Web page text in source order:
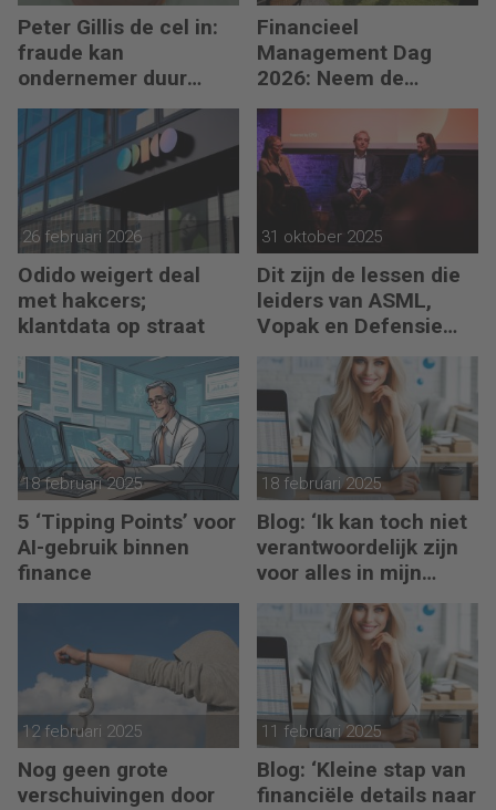
Peter Gillis de cel in:
fraude kan
ondernemer duur
komen te staan
Financieel
Management Dag
2026: Neem de
toekomst in eigen
hand
26 februari 2026
Odido weigert deal
met hakcers;
klantdata op straat
31 oktober 2025
Dit zijn de lessen die
leiders van ASML,
Vopak en Defensie
toepassen in
turbulente tijden
18 februari 2025
5 ‘Tipping Points’ voor
AI-gebruik binnen
finance
18 februari 2025
Blog: ‘Ik kan toch niet
verantwoordelijk zijn
voor alles in mijn
waardeketen?’
12 februari 2025
Nog geen grote
verschuivingen door
11 februari 2025
Blog: ‘Kleine stap van
financiële details naar